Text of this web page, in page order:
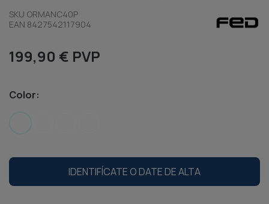
SKU ORMANC40P
EAN 8427542117904
199,90 € PVP
Color:
IDENTIFÍCATE O DATE DE ALTA